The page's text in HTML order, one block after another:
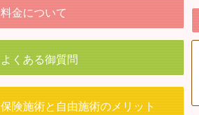
料金について
よくある御質問
保険施術と自由施術のメリット